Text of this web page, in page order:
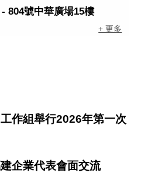
804號中華廣場15樓
+ 更多
作組舉行2026年第一次
企業代表會面交流